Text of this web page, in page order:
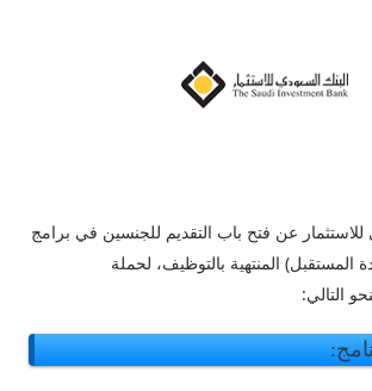
للاستثمار عن فتح باب التقديم للجنسين في برامج
المستقبل) المنتهية بالتوظيف، لحملة
التالي: